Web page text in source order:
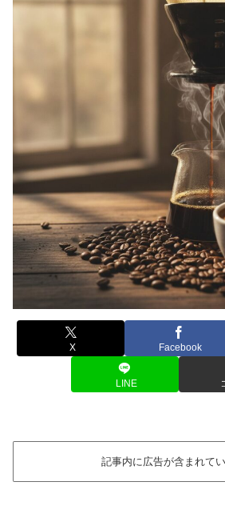
X Facebook
LINE
記事内に広告が含まれてい